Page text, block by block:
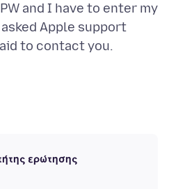
and I have to enter my
Apple support
ερώτησης